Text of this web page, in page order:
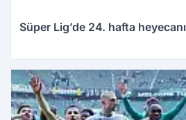
Süper Lig’de 24. hafta heyecanı